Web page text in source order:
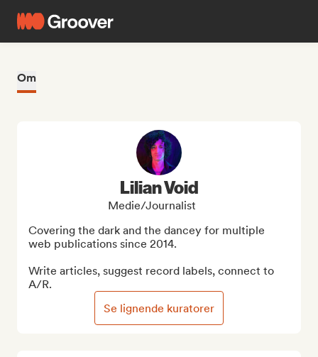
Om
Lilian Void
Medie/journalist
Covering the dark and the dancey for multiple
web publications since 2014.
Write articles, suggest record labels, connect to
A/R.
Se lignende kuratorer